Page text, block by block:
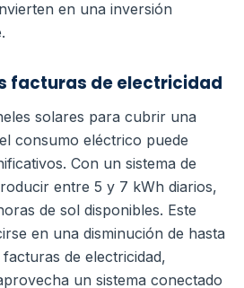
en una inversión
facturas de electricidad
solares para cubrir una
consumo eléctrico puede
Con un sistema de
entre 5 y 7 kWh diarios,
de sol disponibles. Este
en una disminución de hasta
de electricidad,
un sistema conectado